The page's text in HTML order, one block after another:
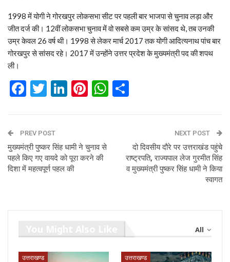
1998 में योगी ने गोरखपुर लोकसभा सीट पर पहली बार भाजपा से चुनाव लड़ा और
जीत दर्ज की। 12वीं लोकसभा चुनाव में वो सबसे कम उम्र के सांसद थे, तब उनकी
उम्र केवल 26 वर्ष थी। 1998 से लेकर मार्च 2017 तक योगी आदित्यनाथ पांच बार
गोरखपुर से सांसद रहे। 2017 में उन्होंने उत्तर प्रदेश के मुख्यमंत्री पद की शपथ
ली।
Facebook
Twitter
LinkedIn
Pinterest
WhatsApp
PREV POST
मुख्यमंत्री पुष्कर सिंह धामी ने चुनाव से
पहले किए गए वायदे को पूरा करने की
दिशा में महत्वपूर्ण पहल की
NEXT POST
दो दिवसीय दौरे पर उत्तराखंड पहुंचे
राष्ट्रपति, राज्यपाल लेज गुरमीत सिंह
व मुख्यमंत्री पुष्कर सिंह धामी ने किया
स्वागत
All
उत्तराखण्ड उत्तराखण्ड